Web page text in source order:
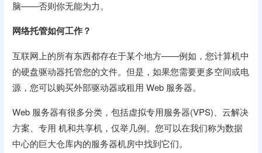
脑——否则你无能为力。
网络托管如何工作？
互联网上的所有东西都存在于某个地方——例如，您计算机中
的硬盘驱动器托管您的文件。但是，如果您需要更多空间或电
源，您可以购买外部驱动器或租用 Web 服务器。
Web 服务器有很多分类，包括虚拟专用服务器(VPS)、云解决
方案、专用 机和共享机，仅举几例。您可以在我们称为数据
中心的巨大仓库内的服务器机房中找到它们。